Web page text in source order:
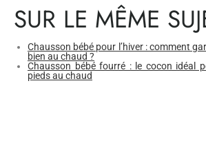
SUR LE MÊME
Chausson bébé pour l’hiver : comment
bien au chaud ?
Chausson bébé fourré : le cocon idéal
pieds au chaud